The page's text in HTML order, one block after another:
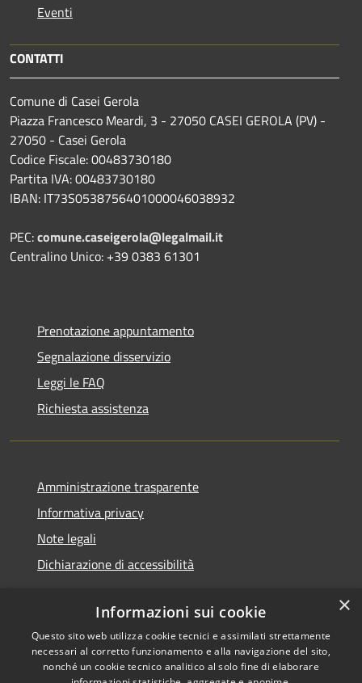
Eventi
CONTATTI
Comune di Casei Gerola
Piazza Francesco Meardi, 3 - 27050 CASEI GEROLA (PV) -
27050 - Casei Gerola
Codice Fiscale: 00483730180
Partita IVA: 00483730180
IBAN: IT73S0538756401000046038932
PEC:comune.caseigerola@legalmail.it
Centralino Unico: +39 0383 61301
Prenotazione appuntamento
Segnalazione disservizio
Leggi le FAQ
Richiesta assistenza
Amministrazione trasparente
Informativa privacy
Note legali
Dichiarazione di accessibilità
RSS
Accessibilità
Copyright © 2026 • Comune di
Casei Gerola • Powered by
×
Informazioni sui cookie
Questo sito web utilizza cookie tecnici e assimilati strettamente
necessari al corretto funzionamento e alla navigazione del sito,
nonché un cookie tecnico analitico al solo fine di elaborare